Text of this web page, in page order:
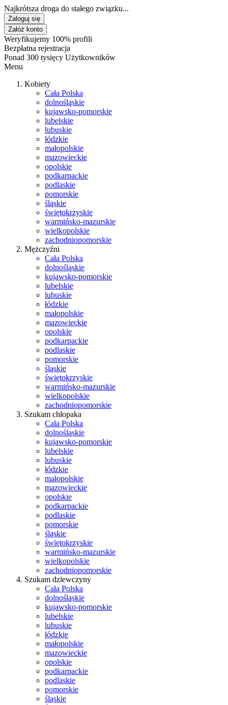
Najkrótsza droga do stałego związku...
Zaloguj się
Załóż konto
Weryfikujemy 100% profili
Bezpłatna rejestracja
Ponad 300 tysięcy Użytkowników
Menu
Kobiety
Cała Polska
dolnośląskie
kujawsko-pomorskie
lubelskie
lubuskie
łódzkie
małopolskie
mazowieckie
opolskie
podkarpackie
podlaskie
pomorskie
śląskie
świętokrzyskie
warmińsko-mazurskie
wielkopolskie
zachodniopomorskie
Mężczyźni
Cała Polska
dolnośląskie
kujawsko-pomorskie
lubelskie
lubuskie
łódzkie
małopolskie
mazowieckie
opolskie
podkarpackie
podlaskie
pomorskie
śląskie
świętokrzyskie
warmińsko-mazurskie
wielkopolskie
zachodniopomorskie
Szukam chłopaka
Cała Polska
dolnośląskie
kujawsko-pomorskie
lubelskie
lubuskie
łódzkie
małopolskie
mazowieckie
opolskie
podkarpackie
podlaskie
pomorskie
śląskie
świętokrzyskie
warmińsko-mazurskie
wielkopolskie
zachodniopomorskie
Szukam dziewczyny
Cała Polska
dolnośląskie
kujawsko-pomorskie
lubelskie
lubuskie
łódzkie
małopolskie
mazowieckie
opolskie
podkarpackie
podlaskie
pomorskie
śląskie